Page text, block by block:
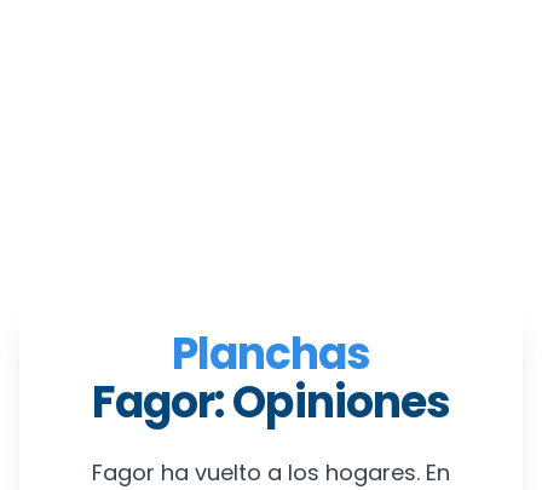
Planchas
Fagor: Opiniones
Fagor ha vuelto a los hogares. En